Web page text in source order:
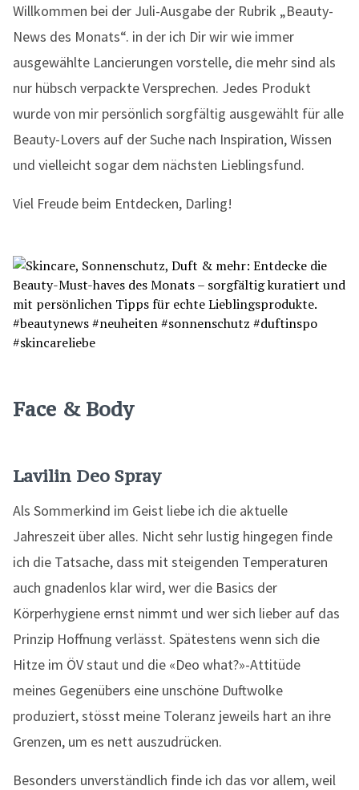
Willkommen bei der Juli-Ausgabe der Rubrik „Beauty-
News des Monats“. in der ich Dir wir wie immer
ausgewählte Lancierungen vorstelle, die mehr sind als
nur hübsch verpackte Versprechen. Jedes Produkt
wurde von mir persönlich sorgfältig ausgewählt für alle
Beauty-Lovers auf der Suche nach Inspiration, Wissen
und vielleicht sogar dem nächsten Lieblingsfund.
Viel Freude beim Entdecken, Darling!
Face & Body
Lavilin Deo Spray
Als Sommerkind im Geist liebe ich die aktuelle
Jahreszeit über alles. Nicht sehr lustig hingegen finde
ich die Tatsache, dass mit steigenden Temperaturen
auch gnadenlos klar wird, wer die Basics der
Körperhygiene ernst nimmt und wer sich lieber auf das
Prinzip Hoffnung verlässt. Spätestens wenn sich die
Hitze im ÖV staut und die «Deo what?»-Attitüde
meines Gegenübers eine unschöne Duftwolke
produziert, stösst meine Toleranz jeweils hart an ihre
Grenzen, um es nett auszudrücken.
Besonders unverständlich finde ich das vor allem, weil